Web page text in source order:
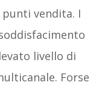
vendita. I
livello di
Forse